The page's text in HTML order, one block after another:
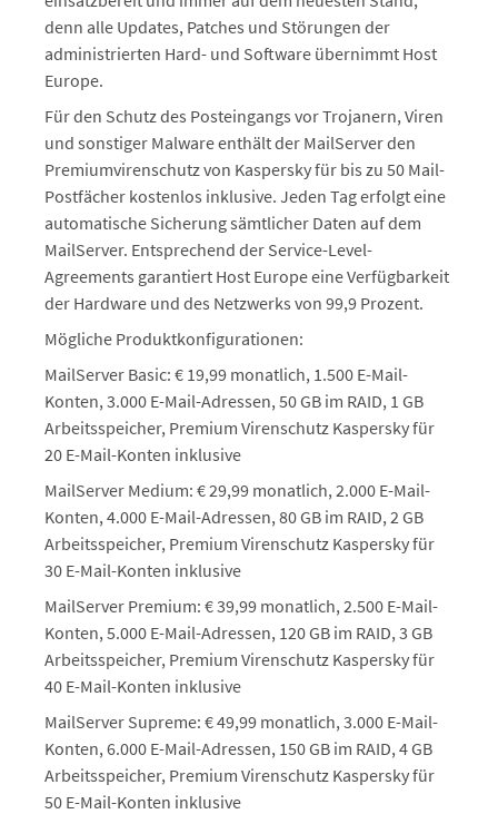
denn alle Updates, Patches und Störungen der
administrierten Hard- und Software übernimmt Host
Europe.
Für den Schutz des Posteingangs vor Trojanern, Viren
und sonstiger Malware enthält der MailServer den
Premiumvirenschutz von Kaspersky für bis zu 50 Mail-
Postfächer kostenlos inklusive. Jeden Tag erfolgt eine
automatische Sicherung sämtlicher Daten auf dem
MailServer. Entsprechend der Service-Level-
Agreements garantiert Host Europe eine Verfügbarkeit
der Hardware und des Netzwerks von 99,9 Prozent.
Mögliche Produktkonfigurationen:
MailServer Basic: € 19,99 monatlich, 1.500 E-Mail-
Konten, 3.000 E-Mail-Adressen, 50 GB im RAID, 1 GB
Arbeitsspeicher, Premium Virenschutz Kaspersky für
20 E-Mail-Konten inklusive
MailServer Medium: € 29,99 monatlich, 2.000 E-Mail-
Konten, 4.000 E-Mail-Adressen, 80 GB im RAID, 2 GB
Arbeitsspeicher, Premium Virenschutz Kaspersky für
30 E-Mail-Konten inklusive
MailServer Premium: € 39,99 monatlich, 2.500 E-Mail-
Konten, 5.000 E-Mail-Adressen, 120 GB im RAID, 3 GB
Arbeitsspeicher, Premium Virenschutz Kaspersky für
40 E-Mail-Konten inklusive
MailServer Supreme: € 49,99 monatlich, 3.000 E-Mail-
Konten, 6.000 E-Mail-Adressen, 150 GB im RAID, 4 GB
Arbeitsspeicher, Premium Virenschutz Kaspersky für
50 E-Mail-Konten inklusive